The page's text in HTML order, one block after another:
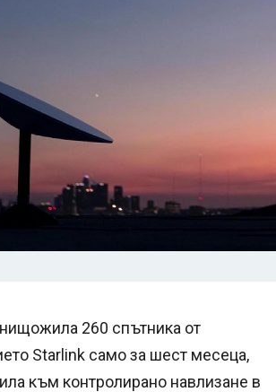
260 спътника от
Starlink само за шест месеца,
към контролирано навлизане в